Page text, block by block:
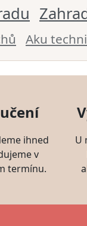
Aku
ihned
v
termínu.
U